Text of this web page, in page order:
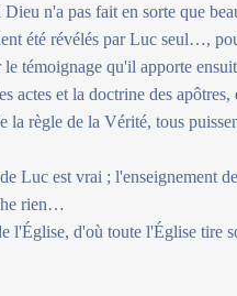
n'a pas fait en sorte que
été révélés par Luc seul…,
le témoignage qu'il apporte
actes et la doctrine des apôtres,
la règle de la Vérité, tous
Luc est vrai ; l'enseignement
rien…
l'Église, d'où toute l'Église tire